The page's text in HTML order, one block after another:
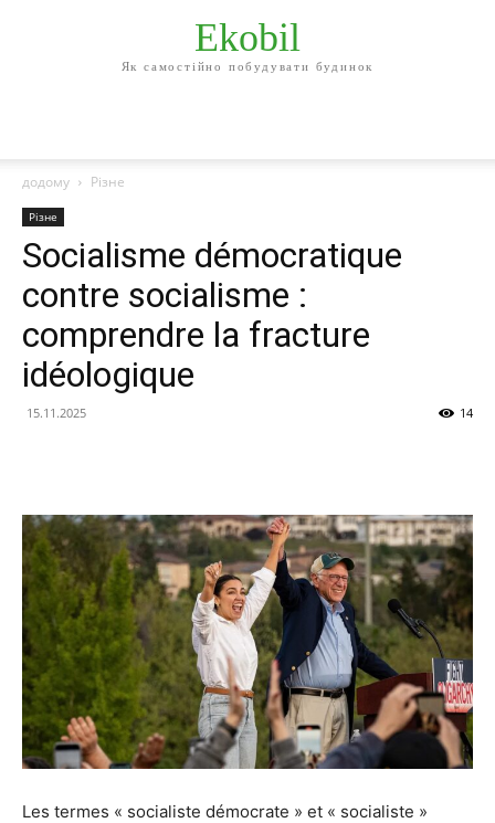
Ekobil
Як самостійно побудувати будинок
додому Різне
Різне
Socialisme démocratique
contre socialisme :
comprendre la fracture
idéologique
15.11.2025 14
Les termes « socialiste démocrate » et « socialiste »